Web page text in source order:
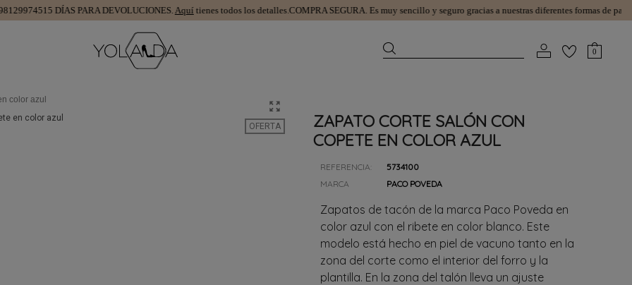
15 DÍAS PARA DEVOLUCIONES.Aquítienes todos los detalles.COMPRA SEGURA.Es muy sencillo y seguro gracias a nuestras diferentes formas de pago.
0
color azul
OFERTA
ZAPATO CORTE SALÓN CON
COPETE EN COLOR AZUL
REFERENCIA:
5734100
MARCA
PACO POVEDA
Zapatos de tacón de la marca Paco Poveda en
color azul con el ribete en color blanco. Este
modelo está hecho en piel de vacuno tanto en la
zona del corte como el interior del forro y la
plantilla. En la zona del talón lleva un ajuste